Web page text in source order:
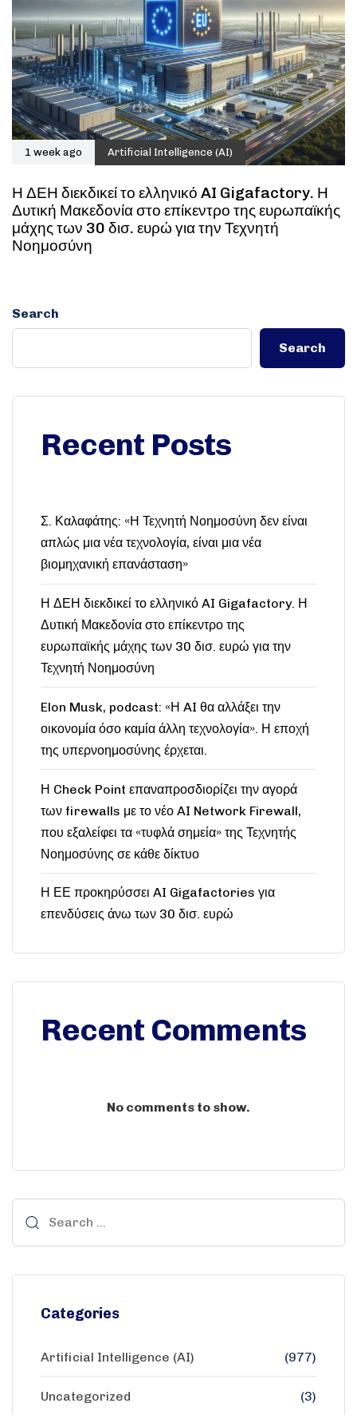
1 week ago Artificial Intelligence (AI)
Η ΔΕΗ διεκδικεί το ελληνικό AI Gigafactory. Η
Δυτική Μακεδονία στο επίκεντρο της ευρωπαϊκής
μάχης των 30 δισ. ευρώ για την Τεχνητή
Νοημοσύνη
Search
Search
Recent Posts
Σ. Καλαφάτης: «Η Τεχνητή Νοημοσύνη δεν είναι
απλώς μια νέα τεχνολογία, είναι μια νέα
βιομηχανική επανάσταση»
Η ΔΕΗ διεκδικεί το ελληνικό AI Gigafactory. Η
Δυτική Μακεδονία στο επίκεντρο της
ευρωπαϊκής μάχης των 30 δισ. ευρώ για την
Τεχνητή Νοημοσύνη
Elon Musk, podcast: «Η AI θα αλλάξει την
οικονομία όσο καμία άλλη τεχνολογία». Η εποχή
της υπερνοημοσύνης έρχεται.
Η Check Point επαναπροσδιορίζει την αγορά
των firewalls με το νέο AI Network Firewall,
που εξαλείφει τα «τυφλά σημεία» της Τεχνητής
Νοημοσύνης σε κάθε δίκτυο
Η ΕΕ προκηρύσσει AI Gigafactories για
επενδύσεις άνω των 30 δισ. ευρώ
Recent Comments
No comments to show.
Categories
Artificial Intelligence (AI) (977)
Uncategorized (3)